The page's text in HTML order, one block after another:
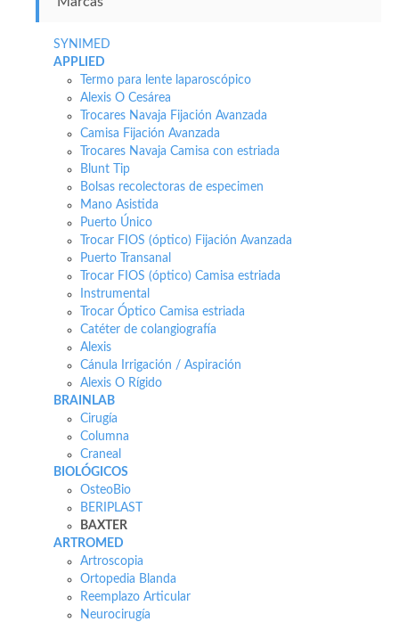
SYNIMED
APPLIED
Termo para lente laparoscópico
Alexis O Cesárea
Trocares Navaja Fijación Avanzada
Camisa Fijación Avanzada
Trocares Navaja Camisa con estriada
Blunt Tip
Bolsas recolectoras de especimen
Mano Asistida
Puerto Único
Trocar FIOS (óptico) Fijación Avanzada
Puerto Transanal
Trocar FIOS (óptico) Camisa estriada
Instrumental
Trocar Óptico Camisa estriada
Catéter de colangiografía
Alexis
Cánula Irrigación / Aspiración
Alexis O Rígido
BRAINLAB
Cirugía
Columna
Craneal
BIOLÓGICOS
OsteoBio
BERIPLAST
BAXTER
ARTROMED
Artroscopia
Ortopedia Blanda
Reemplazo Articular
Neurocirugía